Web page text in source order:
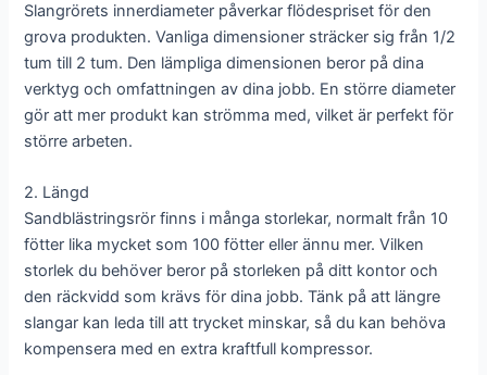
Slangrörets innerdiameter påverkar flödespriset för den
grova produkten. Vanliga dimensioner sträcker sig från 1/2
tum till 2 tum. Den lämpliga dimensionen beror på dina
verktyg och omfattningen av dina jobb. En större diameter
gör att mer produkt kan strömma med, vilket är perfekt för
större arbeten.
2. Längd
Sandblästringsrör finns i många storlekar, normalt från 10
fötter lika mycket som 100 fötter eller ännu mer. Vilken
storlek du behöver beror på storleken på ditt kontor och
den räckvidd som krävs för dina jobb. Tänk på att längre
slangar kan leda till att trycket minskar, så du kan behöva
kompensera med en extra kraftfull kompressor.